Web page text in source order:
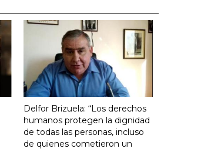
Delfor Brizuela: “Los derechos
humanos protegen la dignidad
de todas las personas, incluso
de quienes cometieron un